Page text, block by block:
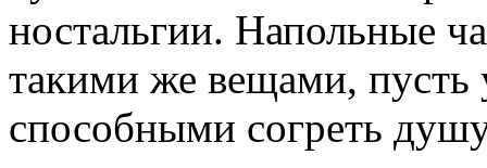
ностальгии. Напольные
такими же вещами,
способными согреть